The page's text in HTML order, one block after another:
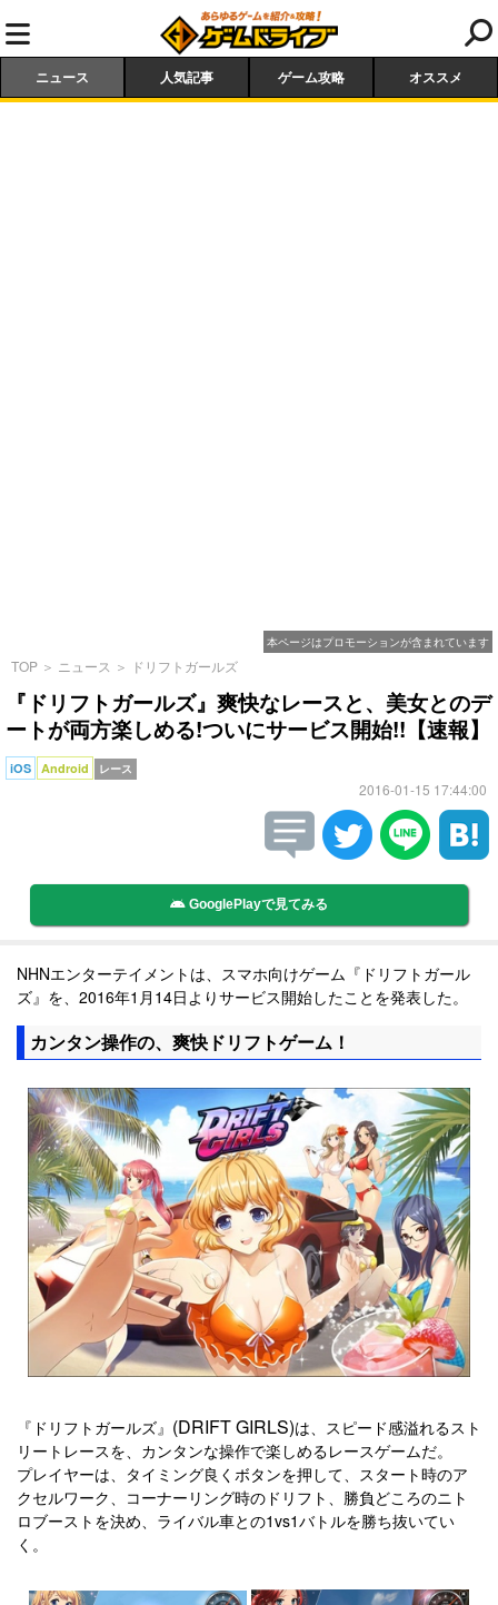
ニュース 人気記事 ゲーム攻略 オススメ
本ページはプロモーションが含まれています
TOP ＞ ニュース ＞ ドリフトガールズ
『ドリフトガールズ』爽快なレースと、美女とのデ
ートが両方楽しめる!ついにサービス開始!!【速報】
iOS Android レース
2016-01-15 17:44:00
GooglePlayで見てみる
NHNエンターテイメントは、スマホ向けゲーム『ドリフトガール
ズ』を、2016年1月14日よりサービス開始したことを発表した。
カンタン操作の、爽快ドリフトゲーム！
『ドリフトガールズ』 (DRIFT GIRLS)は、スピード感溢れるスト
リートレースを、カンタンな操作で楽しめるレースゲームだ。
プレイヤーは、タイミング良くボタンを押して、スタート時のア
クセルワーク、コーナーリング時のドリフト、勝負どころのニト
ロブーストを決め、ライバル車との1vs1バトルを勝ち抜いてい
く。